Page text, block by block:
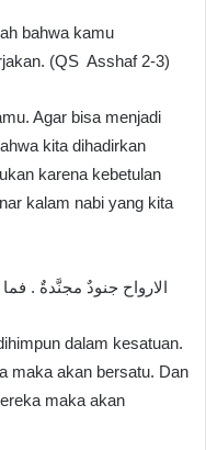
bahwa kamu
(QS Asshaf 2-3)
Agar bisa menjadi
kita dihadirkan
karena kebetulan
kalam nabi yang kita
الارواح جنودٌ مجنَّدةٌ .
dalam kesatuan.
maka akan bersatu. Dan
maka akan